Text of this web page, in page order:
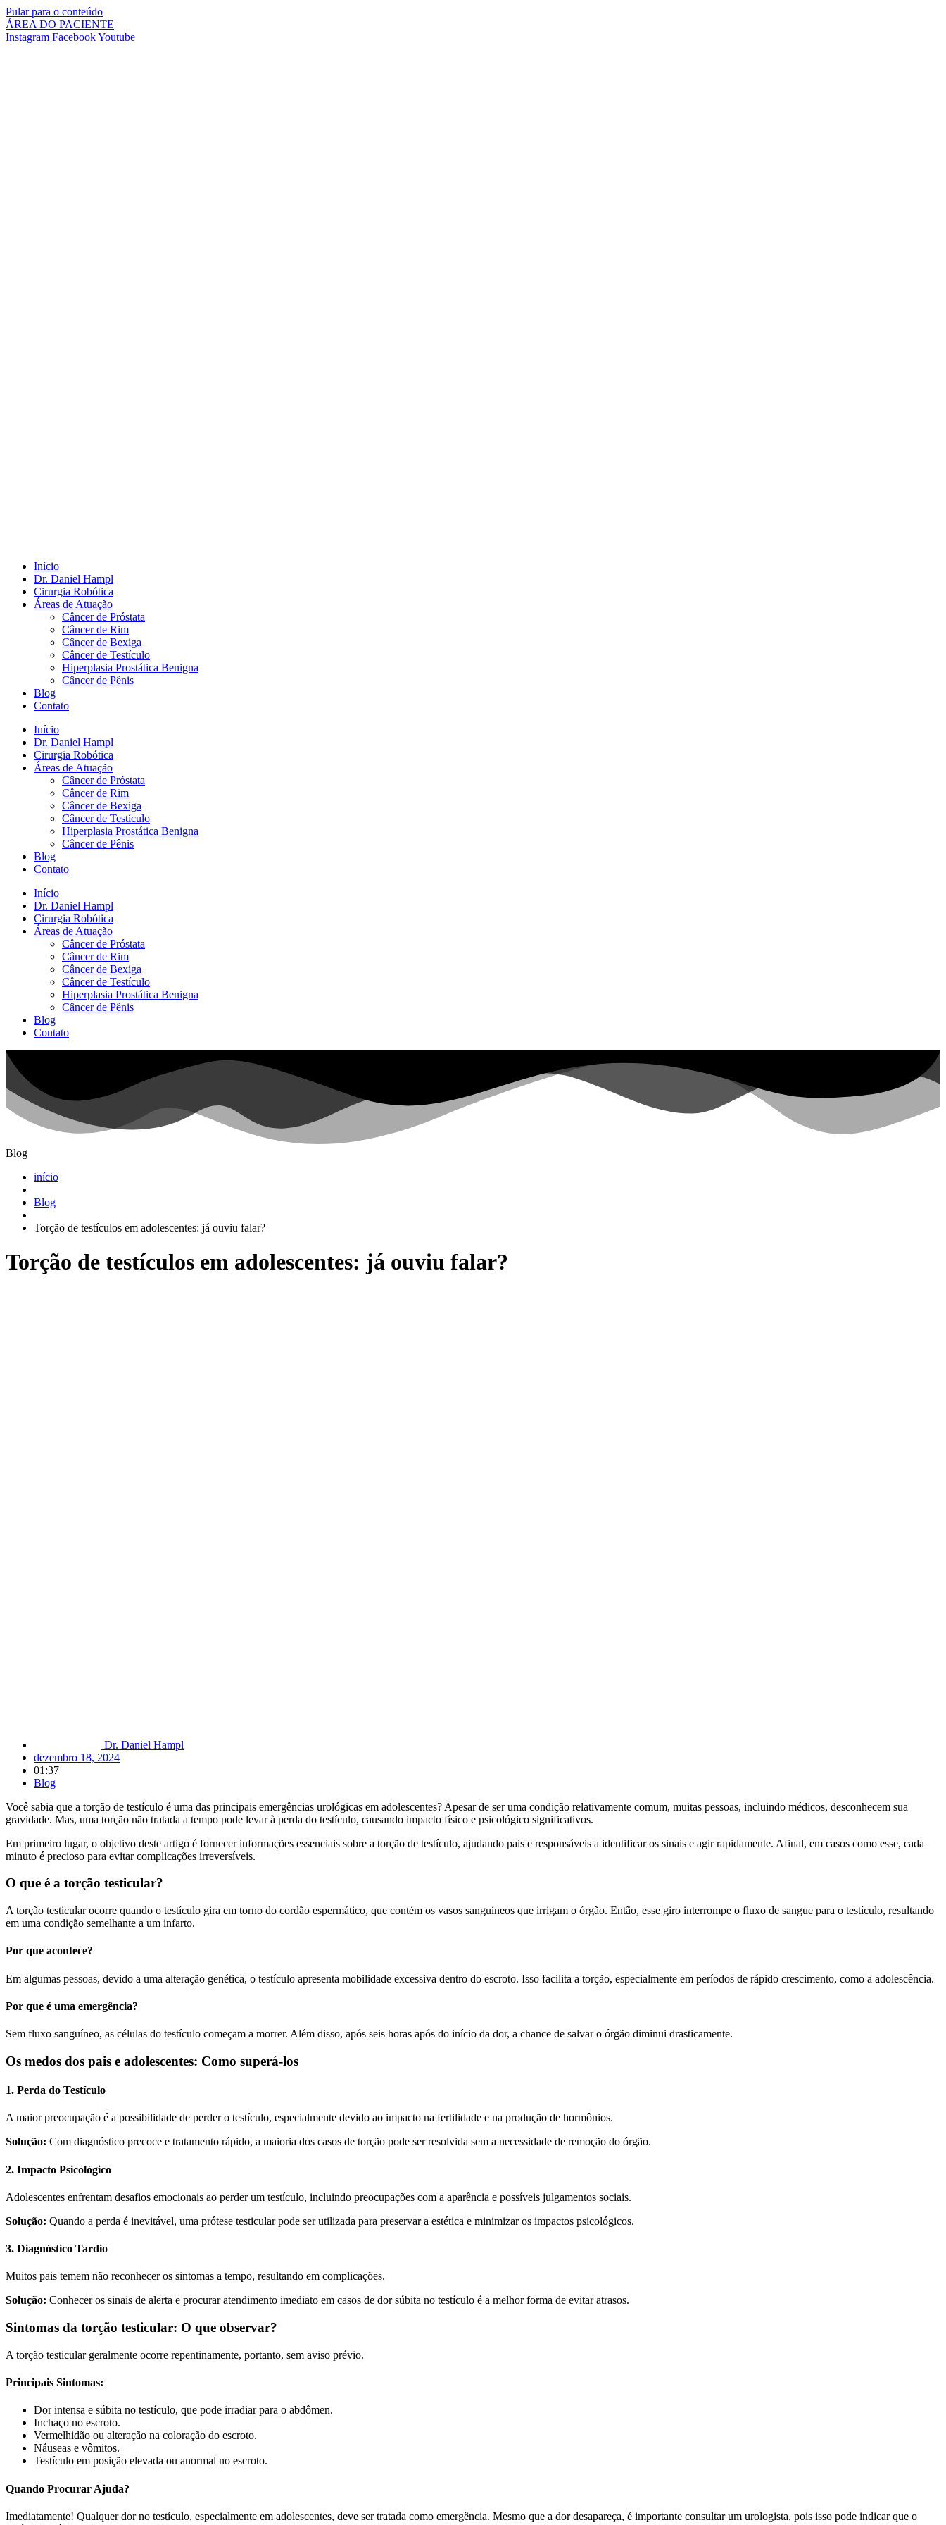
Pular para o conteúdo
ÁREA DO PACIENTE
Instagram FacebookYoutube
Início
Dr. Daniel Hampl
Cirurgia Robótica
Áreas de Atuação
Câncer de Próstata
Câncer de Rim
Câncer de Bexiga
Câncer de Testículo
Hiperplasia Prostática Benigna
Câncer de Pênis
Blog
Contato
Início
Dr. Daniel Hampl
Cirurgia Robótica
Áreas de Atuação
Câncer de Próstata
Câncer de Rim
Câncer de Bexiga
Câncer de Testículo
Hiperplasia Prostática Benigna
Câncer de Pênis
Blog
Contato
Início
Dr. Daniel Hampl
Cirurgia Robótica
Áreas de Atuação
Câncer de Próstata
Câncer de Rim
Câncer de Bexiga
Câncer de Testículo
Hiperplasia Prostática Benigna
Câncer de Pênis
Blog
Contato
Blog
início
Blog
Torção de testículos em adolescentes: já ouviu falar?
Torção de testículos em adolescentes: já ouviu falar?
Dr. Daniel Hampl
dezembro 18, 2024
01:37
Blog
Você sabia que a torção de testículo é uma das principais emergências urológicas em adolescentes? Apesar de ser uma condição relativamente comum, muitas pessoas, incluindo médicos, desconhecem sua
gravidade. Mas, uma torção não tratada a tempo pode levar à perda do testículo, causando impacto físico e psicológico significativos.
Em primeiro lugar, o objetivo deste artigo é fornecer informações essenciais sobre a torção de testículo, ajudando pais e responsáveis a identificar os sinais e agir rapidamente. Afinal, em casos como esse, cada
minuto é precioso para evitar complicações irreversíveis.
O que é a torção testicular?
A torção testicular ocorre quando o testículo gira em torno do cordão espermático, que contém os vasos sanguíneos que irrigam o órgão. Então, esse giro interrompe o fluxo de sangue para o testículo, resultando
em uma condição semelhante a um infarto.
Por que acontece?
Em algumas pessoas, devido a uma alteração genética, o testículo apresenta mobilidade excessiva dentro do escroto. Isso facilita a torção, especialmente em períodos de rápido crescimento, como a adolescência.
Por que é uma emergência?
Sem fluxo sanguíneo, as células do testículo começam a morrer. Além disso, após seis horas após do início da dor, a chance de salvar o órgão diminui drasticamente.
Os medos dos pais e adolescentes: Como superá-los
1. Perda do Testículo
A maior preocupação é a possibilidade de perder o testículo, especialmente devido ao impacto na fertilidade e na produção de hormônios.
Solução: Com diagnóstico precoce e tratamento rápido, a maioria dos casos de torção pode ser resolvida sem a necessidade de remoção do órgão.
2. Impacto Psicológico
Adolescentes enfrentam desafios emocionais ao perder um testículo, incluindo preocupações com a aparência e possíveis julgamentos sociais.
Solução: Quando a perda é inevitável, uma prótese testicular pode ser utilizada para preservar a estética e minimizar os impactos psicológicos.
3. Diagnóstico Tardio
Muitos pais temem não reconhecer os sintomas a tempo, resultando em complicações.
Solução: Conhecer os sinais de alerta e procurar atendimento imediato em casos de dor súbita no testículo é a melhor forma de evitar atrasos.
Sintomas da torção testicular: O que observar?
A torção testicular geralmente ocorre repentinamente, portanto, sem aviso prévio.
Principais Sintomas:
Dor intensa e súbita no testículo, que pode irradiar para o abdômen.
Inchaço no escroto.
Vermelhidão ou alteração na coloração do escroto.
Náuseas e vômitos.
Testículo em posição elevada ou anormal no escroto.
Quando Procurar Ajuda?
Imediatamente! Qualquer dor no testículo, especialmente em adolescentes, deve ser tratada como emergência. Mesmo que a dor desapareça, é importante consultar um urologista, pois isso pode indicar que o